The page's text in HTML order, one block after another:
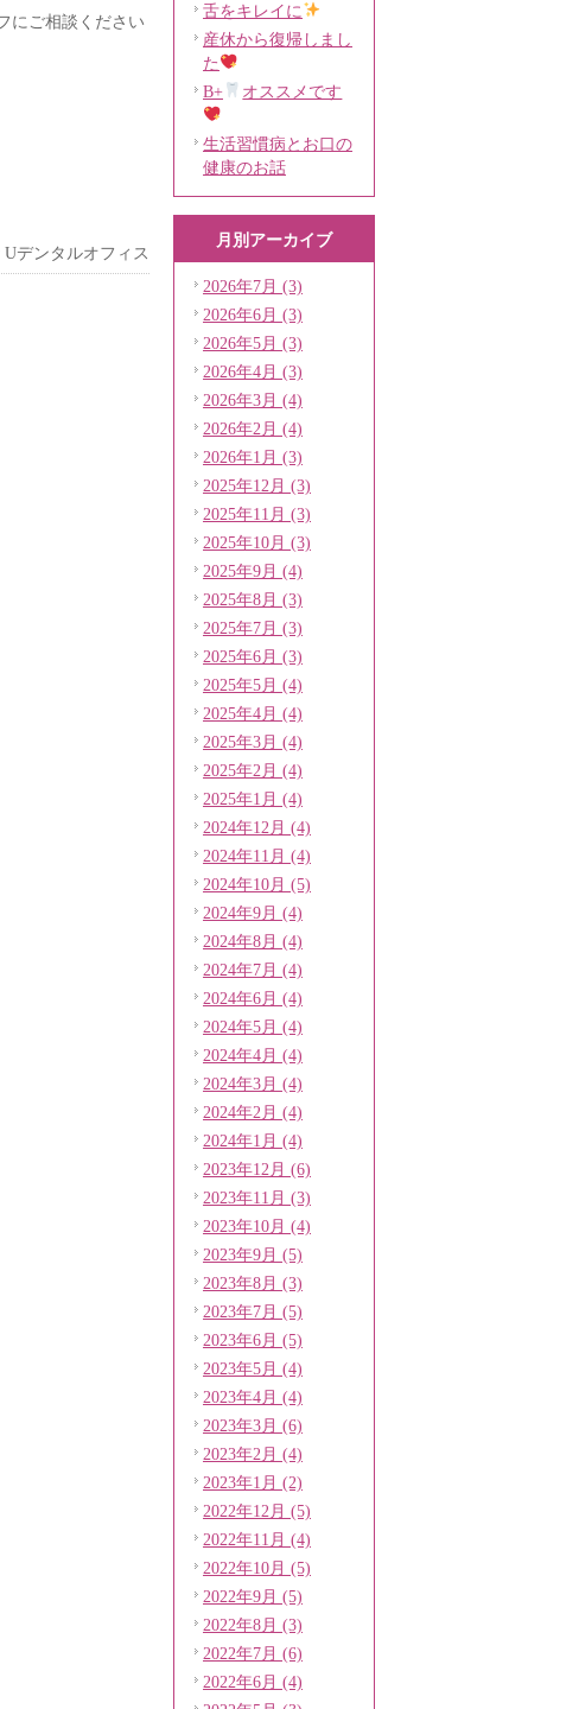
にご相談ください
Uデンタルオフィス
舌をキレイに
産休から復帰しまし
た
B+
オススメです
生活習慣病とお口の
健康のお話
月別アーカイブ
2026年7月 (3)
2026年6月 (3)
2026年5月 (3)
2026年4月 (3)
2026年3月 (4)
2026年2月 (4)
2026年1月 (3)
2025年12月 (3)
2025年11月 (3)
2025年10月 (3)
2025年9月 (4)
2025年8月 (3)
2025年7月 (3)
2025年6月 (3)
2025年5月 (4)
2025年4月 (4)
2025年3月 (4)
2025年2月 (4)
2025年1月 (4)
2024年12月 (4)
2024年11月 (4)
2024年10月 (5)
2024年9月 (4)
2024年8月 (4)
2024年7月 (4)
2024年6月 (4)
2024年5月 (4)
2024年4月 (4)
2024年3月 (4)
2024年2月 (4)
2024年1月 (4)
2023年12月 (6)
2023年11月 (3)
2023年10月 (4)
2023年9月 (5)
2023年8月 (3)
2023年7月 (5)
2023年6月 (5)
2023年5月 (4)
2023年4月 (4)
2023年3月 (6)
2023年2月 (4)
2023年1月 (2)
2022年12月 (5)
2022年11月 (4)
2022年10月 (5)
2022年9月 (5)
2022年8月 (3)
2022年7月 (6)
2022年6月 (4)